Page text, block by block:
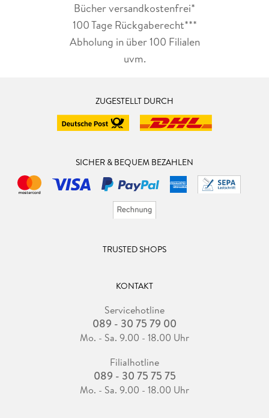
Bücher versandkostenfrei*
100 Tage Rückgaberecht***
Abholung in über 100 Filialen
uvm.
ZUGESTELLT DURCH
SICHER & BEQUEM BEZAHLEN
TRUSTED SHOPS
KONTAKT
Servicehotline
089 - 30 75 79 00
Mo. - Sa. 9.00 - 18.00 Uhr
Filialhotline
089 - 30 75 75 75
Mo. - Sa. 9.00 - 18.00 Uhr